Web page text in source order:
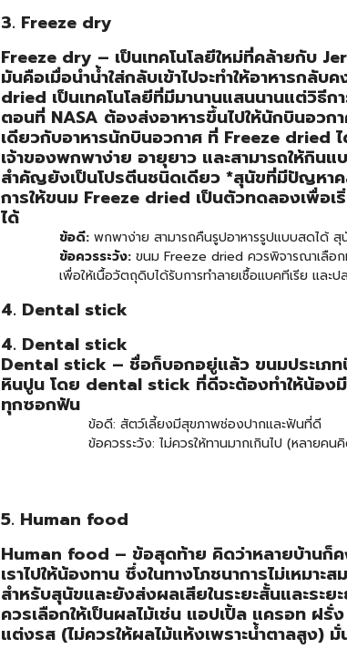
3. Freeze dry
Freeze dry – เป็นเทคโนโลยีใหม่ที่คล้ายกับ
มันคือเมื่อนำน้ำใส่กลับเข้าไปจะทำให้อาหารก
dried เป็นเทคโนโลยีที่มีมานานแสนนานแต่วิธี
ตอนที่ NASA ต้องส่งอาหารขึ้นไปให้นักบินอวก
เดียวกับอาหารนักบินอวกาศ ที่ Freeze dried
เจ้าของพกพาง่าย อายุยาว และสามารถให้กิน
สำคัญยังเป็นโปรตีนชนิดเดียว *สุนัขที่มีปัญหาค
การให้ขนม Freeze dried เป็นตัวทดลองเพื่อเ
ได้
ข้อดี:พกพาง่าย สามารถคืนรูปอาหารรูปแบบสดได้
ข้อควรระวัง:ขนม Freeze dried ควรพิจารณาเลือก
เพื่อให้เนื้อวัตถุดิบได้รับการทำลายเชื้อแบคทีเรีย และ
4. Dental stick
4. Dental stick
Dental stick – ชื่อก็บอกอยู่แล้ว ขนมประเภ
หินปูน โดย dental stick ที่ดีจะต้องทำให้น้องมี
ทุกซอกฟัน
ข้อดี: สัตว์เลี้ยงมีสุขภาพช่องปากและฟันที่ดี
ข้อควรระวัง: ไม่ควรให้ทานมากเกินไป (หลายคน
5. Human food
Human food – ข้อสุดท้าย คิดว่าหลายบ้านก็ค
เราไปให้น้องทาน ซึ่งในทางโภชนาการไม่เหมา
สำหรับสุนัขและยังส่งผลเสียในระยะสั้นและระ
ควรเลือกให้เป็นผลไม้เช่น แอปเปิ้ล แครอท ฝ
แต่งรส (ไม่ควรให้ผลไม้แห้งเพราะน้ำตาลสูง